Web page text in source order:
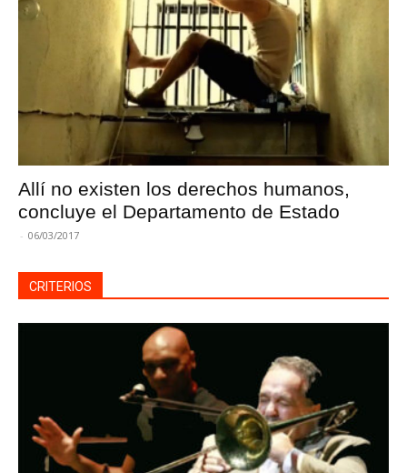
Allí no existen los derechos humanos,
concluye el Departamento de Estado
- 06/03/2017
CRITERIOS